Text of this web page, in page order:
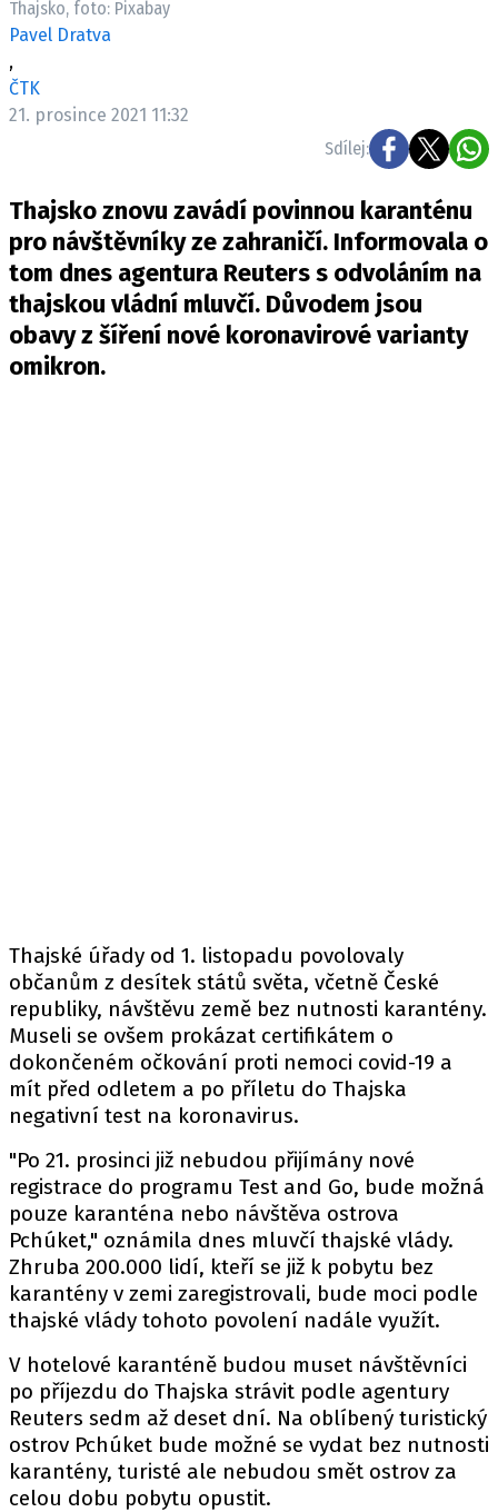
Pošlete e-mail na newsbox.cz
INZERCE
OSOBNÍ ÚDAJE / COOKIES
VOLNÁ MÍSTA
Thajsko, foto: Pixabay
Pavel Dratva
,
ČTK
21. prosince 2021 11:32
Sdílej:
Thajsko znovu zavádí povinnou karanténu
pro návštěvníky ze zahraničí. Informovala o
tom dnes agentura Reuters s odvoláním na
thajskou vládní mluvčí. Důvodem jsou
obavy z šíření nové koronavirové varianty
omikron.
Thajské úřady od 1. listopadu povolovaly
občanům z desítek států světa, včetně České
republiky, návštěvu země bez nutnosti karantény.
Museli se ovšem prokázat certifikátem o
dokončeném očkování proti nemoci covid-19 a
mít před odletem a po příletu do Thajska
negativní test na koronavirus.
"Po 21. prosinci již nebudou přijímány nové
registrace do programu Test and Go, bude možná
pouze karanténa nebo návštěva ostrova
Pchúket," oznámila dnes mluvčí thajské vlády.
Zhruba 200.000 lidí, kteří se již k pobytu bez
karantény v zemi zaregistrovali, bude moci podle
thajské vlády tohoto povolení nadále využít.
V hotelové karanténě budou muset návštěvníci
po příjezdu do Thajska strávit podle agentury
Reuters sedm až deset dní. Na oblíbený turistický
ostrov Pchúket bude možné se vydat bez nutnosti
karantény, turisté ale nebudou smět ostrov za
celou dobu pobytu opustit.